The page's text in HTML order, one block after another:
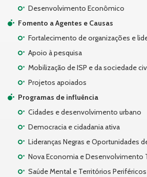
Desenvolvimento Econômico
Fomento a Agentes e Causas
Fortalecimento de organizações e
Apoio à pesquisa
Mobilização de ISP e da sociedade
Projetos apoiados
Programas de influência
Cidades e desenvolvimento urbano
Democracia e cidadania ativa
Lideranças Negras e Oportunidades
Nova Economia e Desenvolvimento
Saúde Mental e Territórios Periféricos